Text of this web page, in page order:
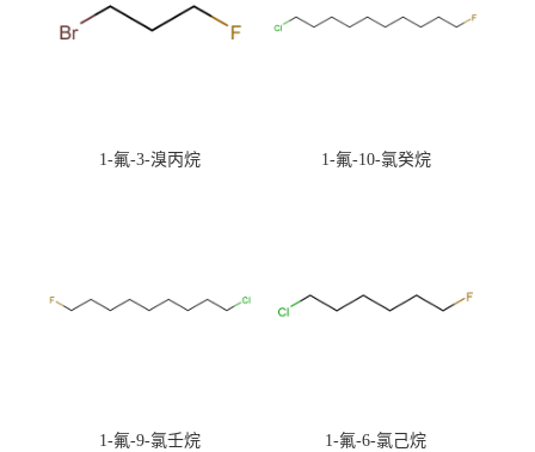
1-氟-3-溴丙烷 1-氟-10-氯癸烷
1-氟-9-氯壬烷 1-氟-6-氯己烷